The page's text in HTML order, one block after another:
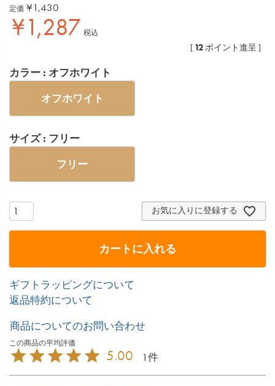
定価 ¥ 1,430
¥1,287 税込
[ 12ポイント進呈 ]
カラー オフホワイト
オフホワイト
サイズ フリー
フリー
お気に入りに登録する
カートに入れる
ギフトラッピングについて
返品特約について
商品についてのお問い合わせ
5.00 1